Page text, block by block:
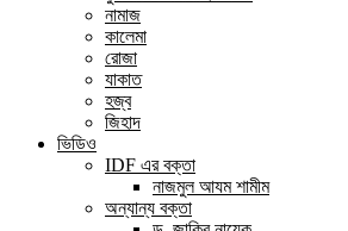
নামাজ
কালেমা
রোজা
যাকাত
হজ্ব
জিহাদ
ভিডিও
IDF এর বক্তা
নাজমুল আযম শামীম
অন্যান্য বক্তা